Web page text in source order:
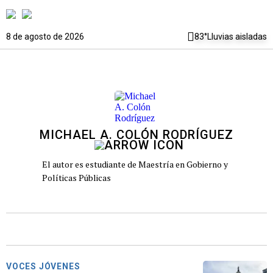
8 de agosto de 2026 83°Lluvias aisladas
MICHAEL A. COLÓN RODRÍGUEZ
El autor es estudiante de Maestría en Gobierno y
Políticas Públicas
VOCES JÓVENES